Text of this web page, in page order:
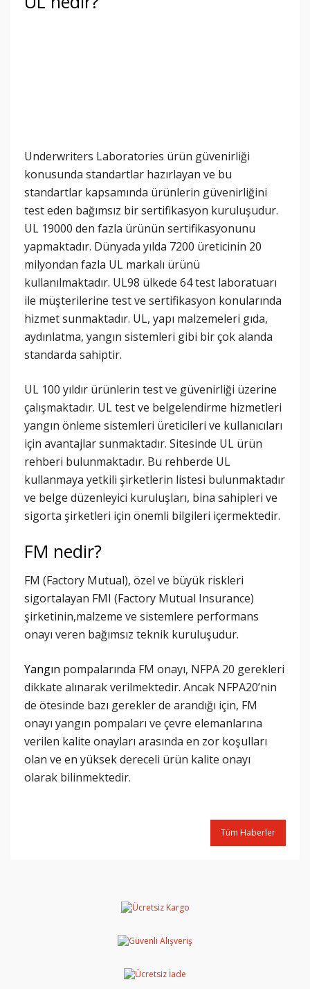
Underwriters Laboratories ürün güvenirliği
konusunda standartlar hazırlayan ve bu
standartlar kapsamında ürünlerin güvenirliğini
test eden bağımsız bir sertifikasyon kuruluşudur.
UL 19000 den fazla ürünün sertifikasyonunu
yapmaktadır. Dünyada yılda 7200 üreticinin 20
milyondan fazla UL markalı ürünü
kullanılmaktadır. UL98 ülkede 64 test laboratuarı
ile müşterilerine test ve sertifikasyon konularında
hizmet sunmaktadır. UL, yapı malzemeleri gıda,
aydınlatma, yangın sistemleri gibi bir çok alanda
standarda sahiptir.
UL 100 yıldır ürünlerin test ve güvenirliği üzerine
çalışmaktadır. UL test ve belgelendirme hizmetleri
yangın önleme sistemleri üreticileri ve kullanıcıları
için avantajlar sunmaktadır. Sitesinde UL ürün
rehberi bulunmaktadır. Bu rehberde UL
kullanmaya yetkili şirketlerin listesi bulunmaktadır
ve belge düzenleyici kuruluşları, bina sahipleri ve
sigorta şirketleri için önemli bilgileri içermektedir.
FM nedir?
FM (Factory Mutual), özel ve büyük riskleri
sigortalayan FMI (Factory Mutual Insurance)
şirketinin,malzeme ve sistemlere performans
onayı veren bağımsız teknik kuruluşudur.
Yangın pompalarında FM onayı, NFPA 20 gerekleri
dikkate alınarak verilmektedir. Ancak NFPA20’nin
de ötesinde bazı gerekler de arandığı için, FM
onayı yangın pompaları ve çevre elemanlarına
verilen kalite onayları arasında en zor koşulları
olan ve en yüksek dereceli ürün kalite onayı
olarak bilinmektedir.
Tüm Haberler